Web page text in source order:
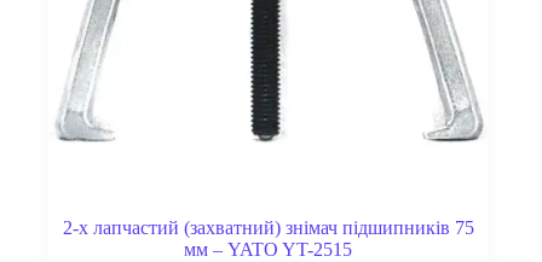
2-х лапчастий (захватний) знімач підшипників 75
мм – YATO YT-2515